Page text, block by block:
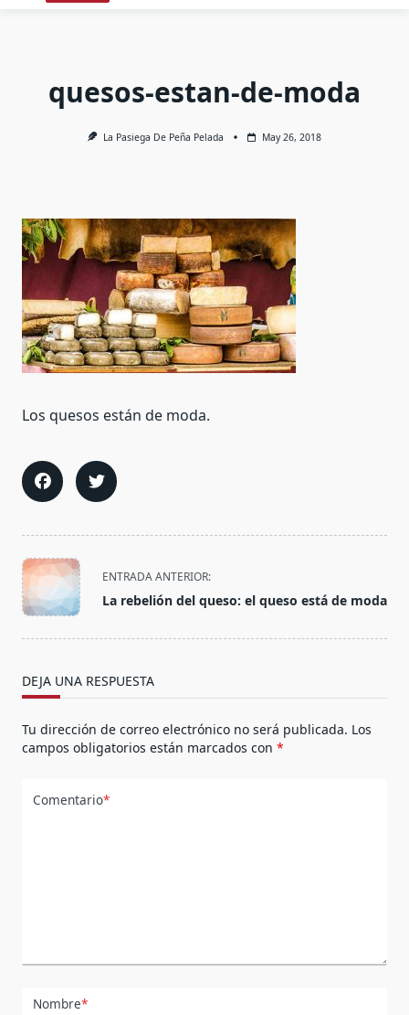
quesos-estan-de-moda
La Pasiega De Peña Pelada May 26, 2018
Los quesos están de moda.
<span
class="nav-
subtitle
screen-
text">Página</span>
ENTRADA ANTERIOR:
La rebelión del queso: el queso está de moda
DEJA UNA RESPUESTA
Tu dirección de correo electrónico no será publicada. Los
campos obligatorios están marcados con *
Comentario*
Nombre*